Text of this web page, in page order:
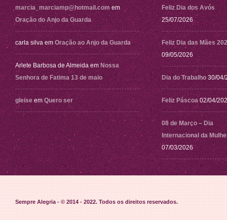
marcia_marciamp@hotmail.com em
Oração do Anjo da Guarda
carla silva em Oração ao Anjo da Guarda
Arlete Barbosa de Almeida em Nossa
Senhora de Fatima 13 de maio
gleise em Quero ser
Feliz Dia dos Avós
25/07/2026
Feliz Dia das Mães
09/05/2026
Dia do Trabalho 30/04/
Feliz Páscoa 02/04/
08 de Março – Dia
Internacional da
07/03/2026
Sempre Alegria - © 2014 - 2022. Todos os direitos reservados.